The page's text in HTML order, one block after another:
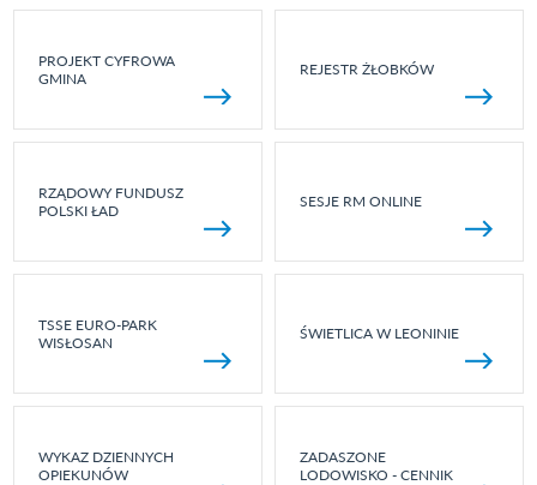
PROJEKT CYFROWA
GMINA
REJESTR ŻŁOBKÓW
RZĄDOWY FUNDUSZ
POLSKI ŁAD
SESJE RM ONLINE
TSSE EURO-PARK
WISŁOSAN
ŚWIETLICA W LEONINIE
WYKAZ DZIENNYCH
OPIEKUNÓW
ZADASZONE
LODOWISKO - CENNIK